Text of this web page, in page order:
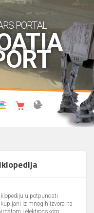
PORTAL
u potpunosti
iz mnogih izvora na
i elektronskom